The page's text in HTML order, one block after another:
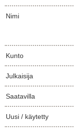
Nimi
Kunto
Julkaisija
Saatavilla
Uusi / käytetty